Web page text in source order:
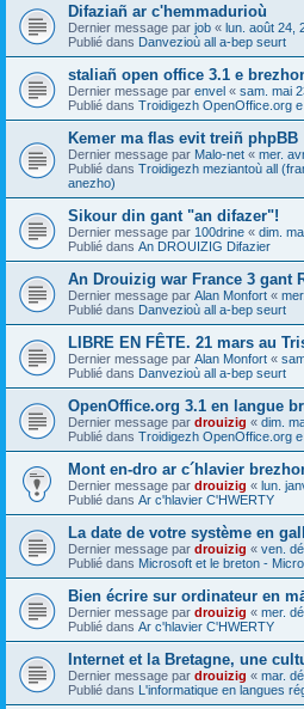
Difaziañ ar c'hemmadurioù
Dernier message par job « lun. août 24,
Publié dans Danvezioù all a-bep seurt
staliañ open office 3.1 e
Dernier message par envel « sam. mai
Publié dans Troidigezh OpenOffice.org
Kemer ma flas evit treiñ phpBB
Dernier message par Malo-net « mer.
Publié dans Troidigezh meziantoù all
anezho)
Sikour din gant "an difazer"!
Dernier message par 100drine « dim.
Publié dans An DROUIZIG Difazier
An Drouizig war France 3 gant
Dernier message par Alan Monfort «
Publié dans Danvezioù all a-bep seurt
LIBRE EN FÊTE. 21 mars au
Dernier message par Alan Monfort «
Publié dans Danvezioù all a-bep seurt
OpenOffice.org 3.1 en langue
Dernier message par drouizig « dim.
Publié dans Troidigezh OpenOffice.org
Mont en-dro ar c´hlavier
Dernier message par drouizig « lun.
Publié dans Ar c'hlavier C'HWERTY
La date de votre système en
Dernier message par drouizig « ven.
Publié dans Microsoft et le breton -
Bien écrire sur ordinateur en
Dernier message par drouizig « mer.
Publié dans Ar c'hlavier C'HWERTY
Internet et la Bretagne, une
Dernier message par drouizig « mar.
Publié dans L'informatique en langues